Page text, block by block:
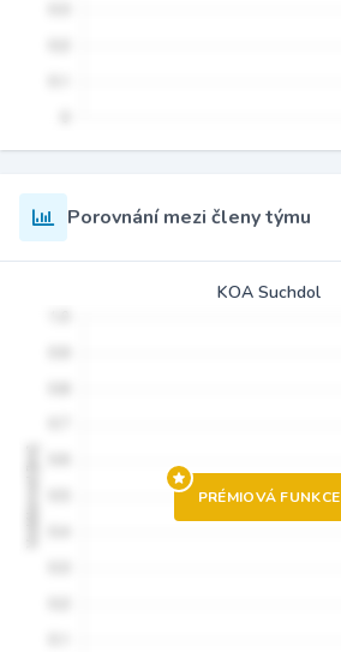
Porovnání mezi členy týmu
KOA Suchdol
PRÉMIOVÁ FUNKCE